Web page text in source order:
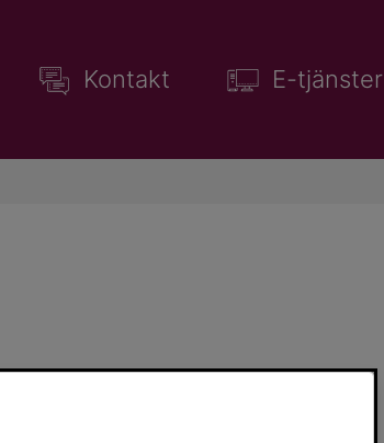
Kontakt E-tjänster